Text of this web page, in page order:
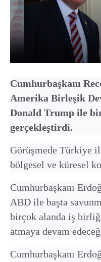
Cumhurbaşkanı
Amerika Birleşik
Donald Trump ile
gerçekleştirdi.
Görüşmede
bölgesel ve küresel
Cumhurbaşkanı
ABD ile başta
birçok alanda iş
atmaya devam
Cumhurbaşkanı